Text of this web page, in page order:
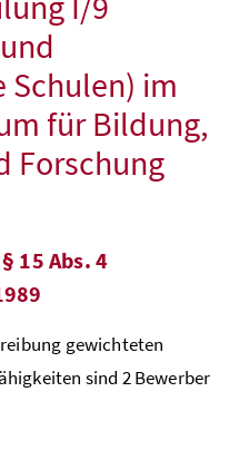
im
für Bildung,
Forschung
§ 15Abs. 4
gewichteten
sind 2 Bewerber